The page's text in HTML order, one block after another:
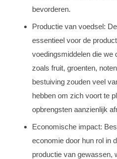
bevorderen.
Productie van voedsel:
essentieel voor de
voedingsmiddelen die we
zoals fruit, groenten,
bestuiving zouden veel
hebben om zich voort te
opbrengsten aanzienlijk
Economische impact:
economie door hun rol in
productie van gewassen,